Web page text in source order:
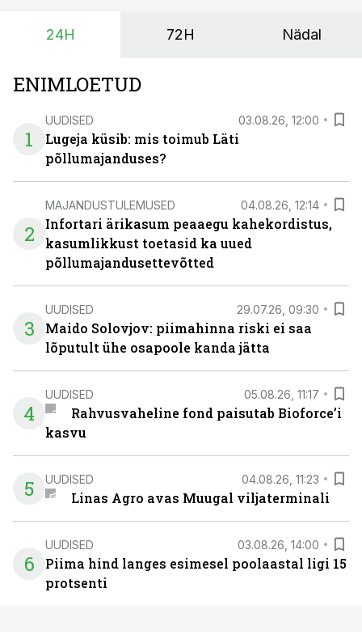
24H 72H Nädal
ENIMLOETUD
1
UUDISED 03.08.26, 12:00
Lugeja küsib: mis toimub Läti
põllumajanduses?
2
MAJANDUSTULEMUSED 04.08.26, 12:14
Infortari ärikasum peaaegu kahekordistus,
kasumlikkust toetasid ka uued
põllumajandusettevõtted
3
UUDISED 29.07.26, 09:30
Maido Solovjov: piimahinna riski ei saa
lõputult ühe osapoole kanda jätta
4
UUDISED 05.08.26, 11:17
Rahvusvaheline fond paisutab Bioforce’i
kasvu
5 UUDISED 04.08.26, 11:23
Linas Agro avas Muugal viljaterminali
6
UUDISED 03.08.26, 14:00
Piima hind langes esimesel poolaastal ligi 15
protsenti